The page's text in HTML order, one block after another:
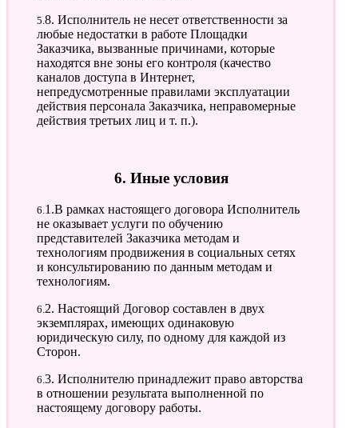
5.8. Исполнитель не несет ответственности за
любые недостатки в работе Площадки
Заказчика, вызванные причинами, которые
находятся вне зоны его контроля (качество
каналов доступа в Интернет,
непредусмотренные правилами эксплуатации
действия персонала Заказчика, неправомерные
действия третьих лиц и т. п.).
6. Иные условия
6.1.В рамках настоящего договора Исполнитель
не оказывает услуги по обучению
представителей Заказчика методам и
технологиям продвижения в социальных сетях
и консультированию по данным методам и
технологиям.
6.2. Настоящий Договор составлен в двух
экземплярах, имеющих одинаковую
юридическую силу, по одному для каждой из
Сторон.
6.3. Исполнителю принадлежит право авторства
в отношении результата выполненной по
настоящему договору работы.